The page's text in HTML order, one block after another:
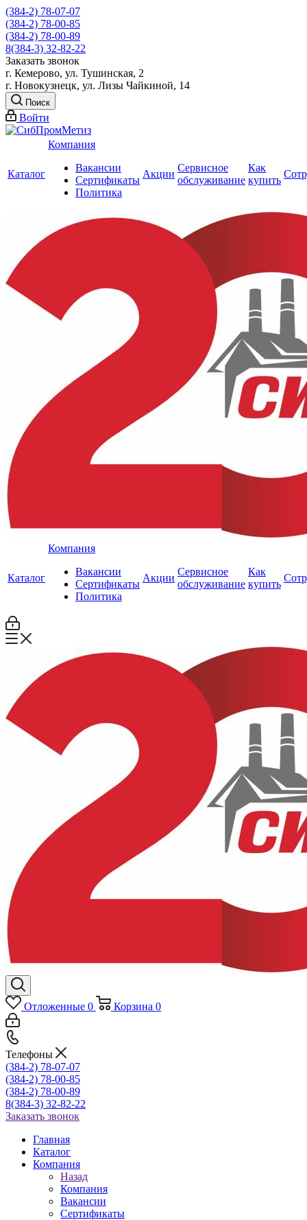
(384-2) 78-07-07
(384-2) 78-00-85
(384-2) 78-00-89
8(384-3) 32-82-22
Заказать звонок
г. Кемерово, ул. Тушинская, 2
г. Новокузнецк, ул. Лизы Чайкиной, 14
Поиск
Войти
Каталог
Компания
Вакансии
Сертификаты
Политика
Акции
Сервисное
обслуживание
Как
купить
Каталог
Компания
Вакансии
Сертификаты
Политика
Акции
Сервисное
обслуживание
Как
купить
Отложенные 0 Корзина 0
Телефоны
(384-2) 78-07-07
(384-2) 78-00-85
(384-2) 78-00-89
8(384-3) 32-82-22
Заказать звонок
Главная
Каталог
Компания
Назад
Компания
Вакансии
Сертификаты